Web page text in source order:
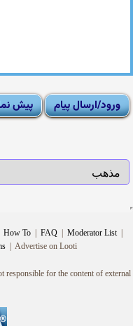
How To | FAQ | Moderator List |
|Advertise on Looti
responsible for the content of external